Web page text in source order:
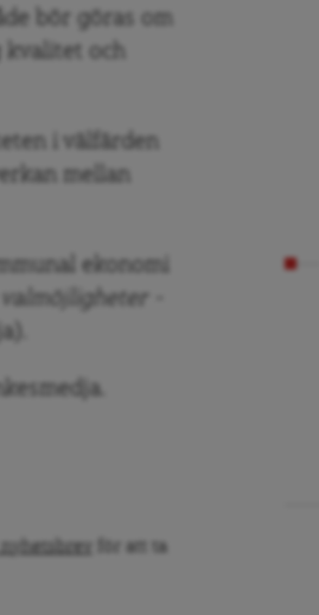
bör göras om
och
i välfärden
mellan
ekonomi
–
för att ta